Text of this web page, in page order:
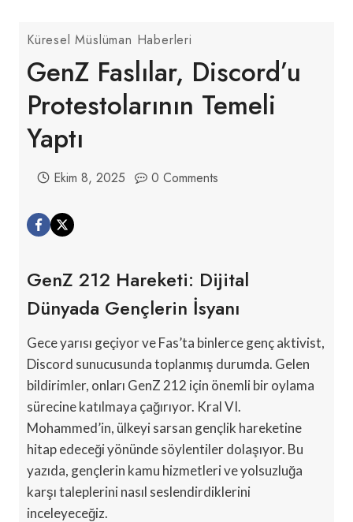
Küresel Müslüman Haberleri
GenZ Faslılar, Discord’u
Protestolarının Temeli
Yaptı
Ekim 8, 2025 0 Comments
GenZ 212 Hareketi: Dijital
Dünyada Gençlerin İsyanı
Gece yarısı geçiyor ve Fas’ta binlerce genç aktivist,
Discord sunucusunda toplanmış durumda. Gelen
bildirimler, onları GenZ 212 için önemli bir oylama
sürecine katılmaya çağırıyor. Kral VI.
Mohammed’in, ülkeyi sarsan gençlik hareketine
hitap edeceği yönünde söylentiler dolaşıyor. Bu
yazıda, gençlerin kamu hizmetleri ve yolsuzluğa
karşı taleplerini nasıl seslendirdiklerini
inceleyeceğiz.